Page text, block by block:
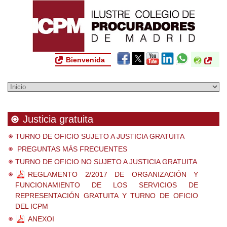
Bienvenida
Justicia gratuita
TURNO DE OFICIO SUJETO A JUSTICIA GRATUITA
PREGUNTAS MÁS FRECUENTES
TURNO DE OFICIO NO SUJETO A JUSTICIA GRATUITA
REGLAMENTO 2/2017 DE ORGANIZACIÓN Y
FUNCIONAMIENTO DE LOS SERVICIOS DE
REPRESENTACIÓN GRATUITA Y TURNO DE OFICIO
DEL ICPM
ANEXOI